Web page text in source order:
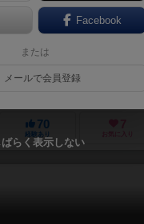
った焼肉カードを他の人とバッ
ードゲーム。いずれか１人が１
終了時に、獲得した得点が一
）
70
経験あり お気に入り
Facebook
または
メールで会員登録
ばらく表示しない